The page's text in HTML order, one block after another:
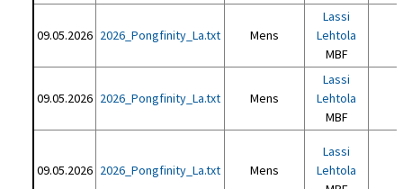
09.05.2026 2026_Pongfinity_La.txt Mens
Lassi
Lehtola
MBF
09.05.2026 2026_Pongfinity_La.txt Mens
Lassi
Lehtola
MBF
09.05.2026 2026_Pongfinity_La.txt Mens
Lassi
Lehtola